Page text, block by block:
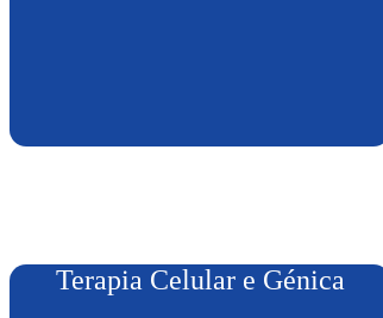
Terapia Celular e Génica